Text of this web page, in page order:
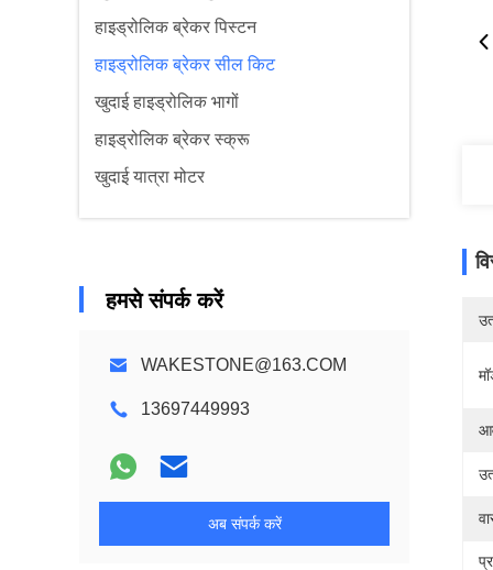
हाइड्रोलिक ब्रेकर पिस्टन
हाइड्रोलिक ब्रेकर सील किट
खुदाई हाइड्रोलिक भागों
हाइड्रोलिक ब्रेकर स्क्रू
खुदाई यात्रा मोटर
हमसे संपर्क करें
WAKESTONE@163.COM
13697449993
अब संपर्क करें